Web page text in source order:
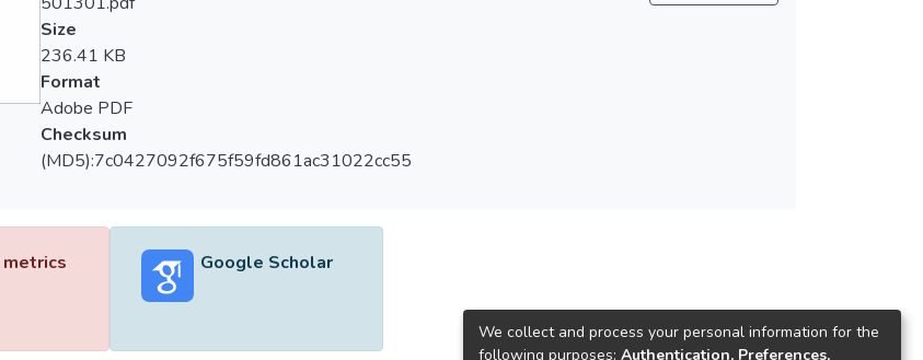
Size
236.41 KB
Format
Adobe PDF
Checksum
(MD5):7c0427092f675f59fd861ac31022cc55
Google Scholar
We collect and process your personal information for the
following purposes: Authentication, Preferences,